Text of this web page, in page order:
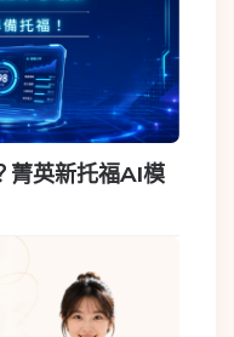
菁英新托福AI模